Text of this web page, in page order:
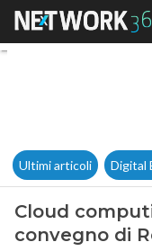
Ultimi articoli Digital
Cloud
convegno di